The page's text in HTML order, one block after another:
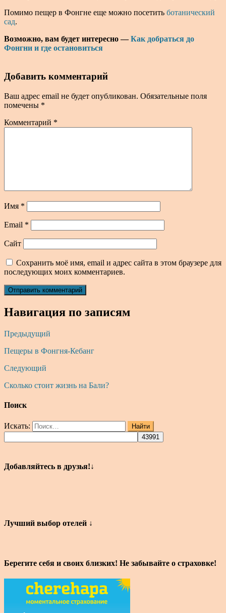
Помимо пещер в Фонгне еще можно посетить ботанический
сад.
Возможно, вам будет интересно —Как добраться до
Фонгни и где остановиться
Добавить комментарий
Ваш адрес email не будет опубликован. Обязательные поля
помечены *
Комментарий *
Имя *
Email *
Сайт
Сохранить моё имя, email и адрес сайта в этом браузере для
последующих моих комментариев.
Навигация по записям
Предыдущий
Пещеры в Фонгня-Кебанг
Следующий
Сколько стоит жизнь на Бали?
Поиск
Искать: Найти
Добавляйтесь в друзья!↓
Лучший выбор отелей ↓
Берегите себя и своих близких! Не забывайте о страховке!